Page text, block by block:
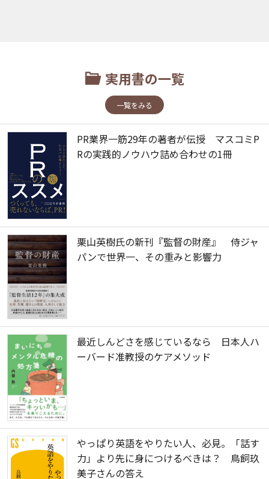
実用書の一覧
一覧をみる
PR業界一筋29年の著者が伝授 マスコミP
Rの実践的ノウハウ詰め合わせの1冊
栗山英樹氏の新刊『監督の財産』 侍ジャ
パンで世界一、その重みと影響力
最近しんどさを感じているなら 日本人ハ
ーバード准教授のケアメソッド
やっぱり英語をやりたい人、必見。「話す
力」より先に身につけるべきは？ 鳥飼玖
美子さんの答え